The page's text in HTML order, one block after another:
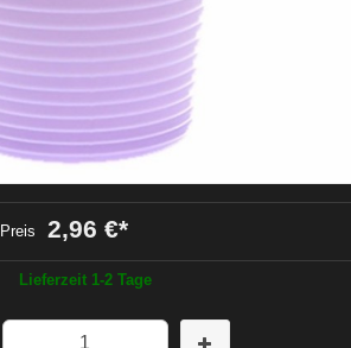
Preis 2,96 €*
Lieferzeit 1-2 Tage